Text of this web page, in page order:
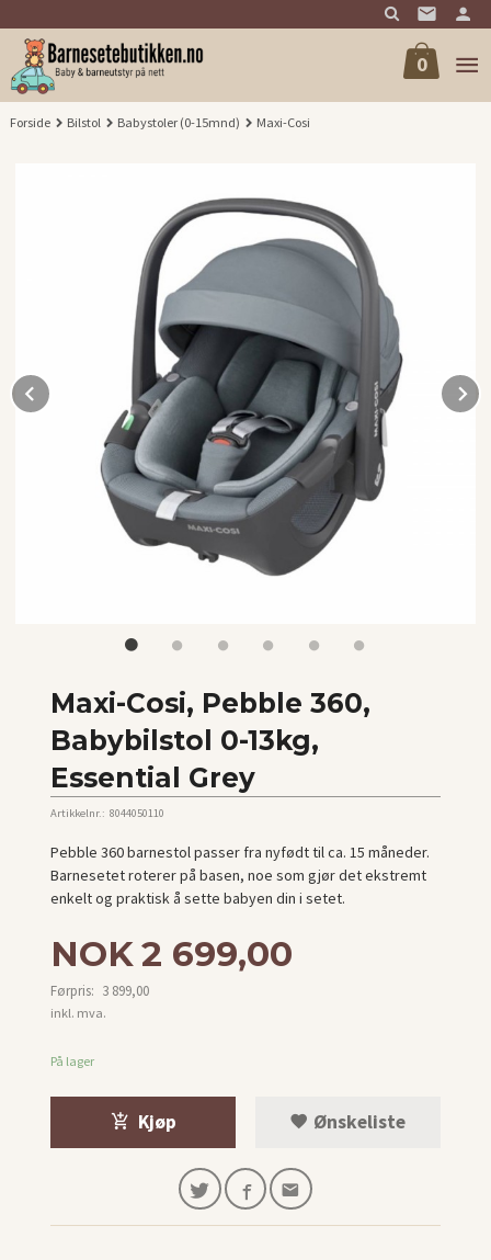
til
innholdet
0
Forside Bilstol Babystoler (0-15mnd) Maxi-Cosi
Maxi-Cosi, Pebble 360,
Babybilstol 0-13kg,
Essential Grey
Artikkelnr.: 8044050110
Pebble 360 ​​barnestol passer fra nyfødt til ca. 15 måneder.
Barnesetet roterer på basen, noe som gjør det ekstremt
enkelt og praktisk å sette babyen din i setet.
Tilbud
NOK2 699,00
Førpris: 3 899,00
Rabatt
inkl. mva.
På lager
Kjøp Ønskeliste